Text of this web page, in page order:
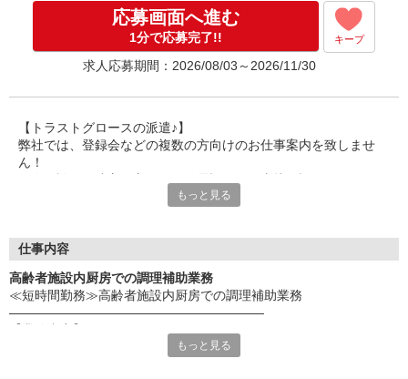
応募画面へ進む
1分で応募完了!! キープ
求人応募期間：2026/08/03～2026/11/30
【トラストグロースの派遣♪】
弊社では、登録会などの複数の方向けのお仕事案内を致しませ
ん！
だき、スタッフ様の希望を最大限考慮してお仕事のご提案を行っ
更に！就業中のフォローアップも万全！企業と求職者のかけ橋に
《応募の流れ》
Web又は電話応募（0120-373-703）
弊社応募担当からの電話で希望条件確認
もっと見る
仕事内容
高齢者施設内厨房での調理補助業務
≪短時間勤務≫高齢者施設内厨房での調理補助業務
――――――――――――――――――――
高齢者施設内厨房での調理補助業務を
もっと見る